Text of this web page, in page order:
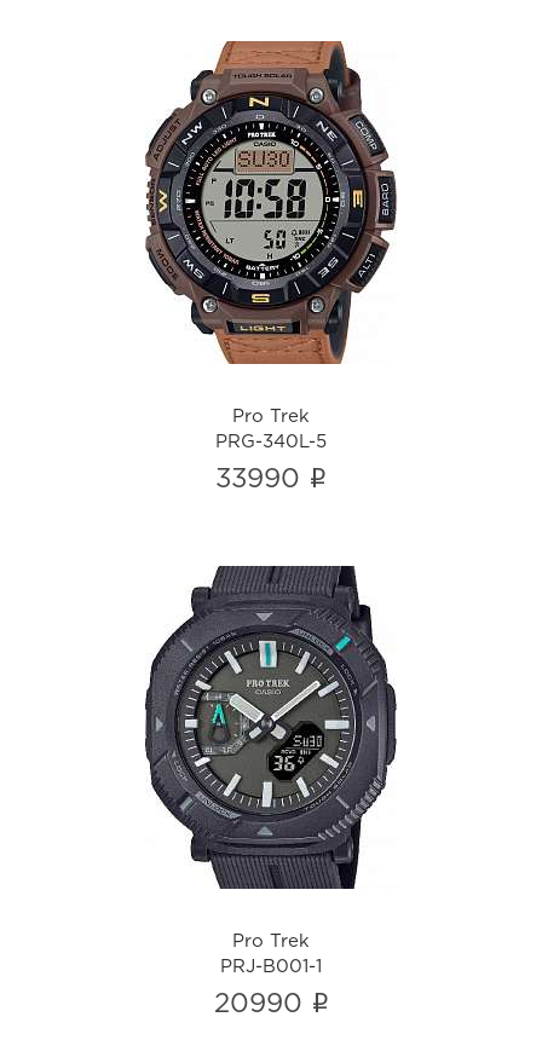
Pro Trek
PRG-340L-5
i
Pro Trek
PRG-340L-5
33990 i
Pro Trek
PRJ-B001-1
i
Pro Trek
PRJ-B001-1
20990 i